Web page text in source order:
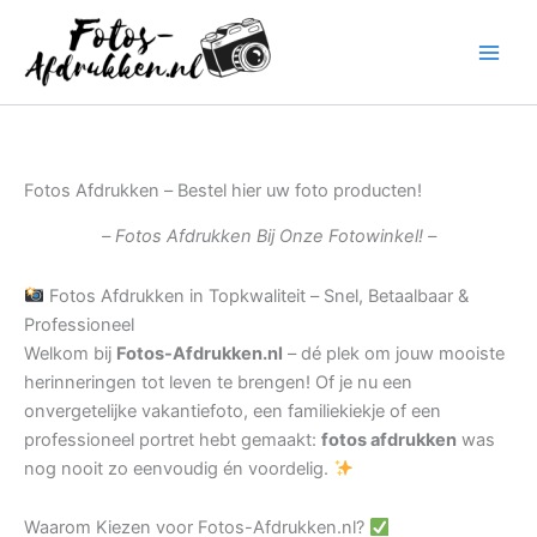
inhoud
Fotos Afdrukken – Bestel hier uw foto producten!
– Fotos Afdrukken Bij Onze Fotowinkel! –
Fotos Afdrukken in Topkwaliteit – Snel, Betaalbaar &
Professioneel
Welkom bij Fotos-Afdrukken.nl – dé plek om jouw mooiste
herinneringen tot leven te brengen! Of je nu een
onvergetelijke vakantiefoto, een familiekiekje of een
professioneel portret hebt gemaakt: fotos afdrukken was
nog nooit zo eenvoudig én voordelig.
Waarom Kiezen voor Fotos-Afdrukken.nl?